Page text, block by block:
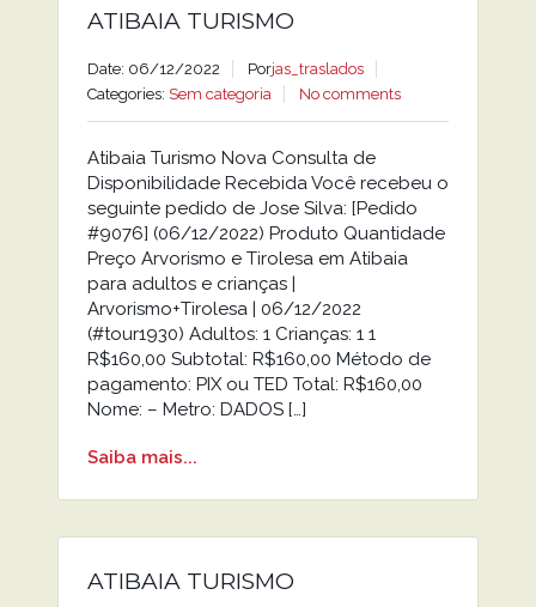
ATIBAIA TURISMO
Date: 06/12/2022 Porjas_traslados
Categories: Sem categoria No comments
Atibaia Turismo Nova Consulta de
Disponibilidade Recebida Você recebeu o
seguinte pedido de Jose Silva: [Pedido
#9076] (06/12/2022) Produto Quantidade
Preço Arvorismo e Tirolesa em Atibaia
para adultos e crianças |
Arvorismo+Tirolesa | 06/12/2022
(#tour1930) Adultos: 1 Crianças: 1 1
R$160,00 Subtotal: R$160,00 Método de
pagamento: PIX ou TED Total: R$160,00
Nome: – Metro: DADOS […]
Saiba mais...
ATIBAIA TURISMO